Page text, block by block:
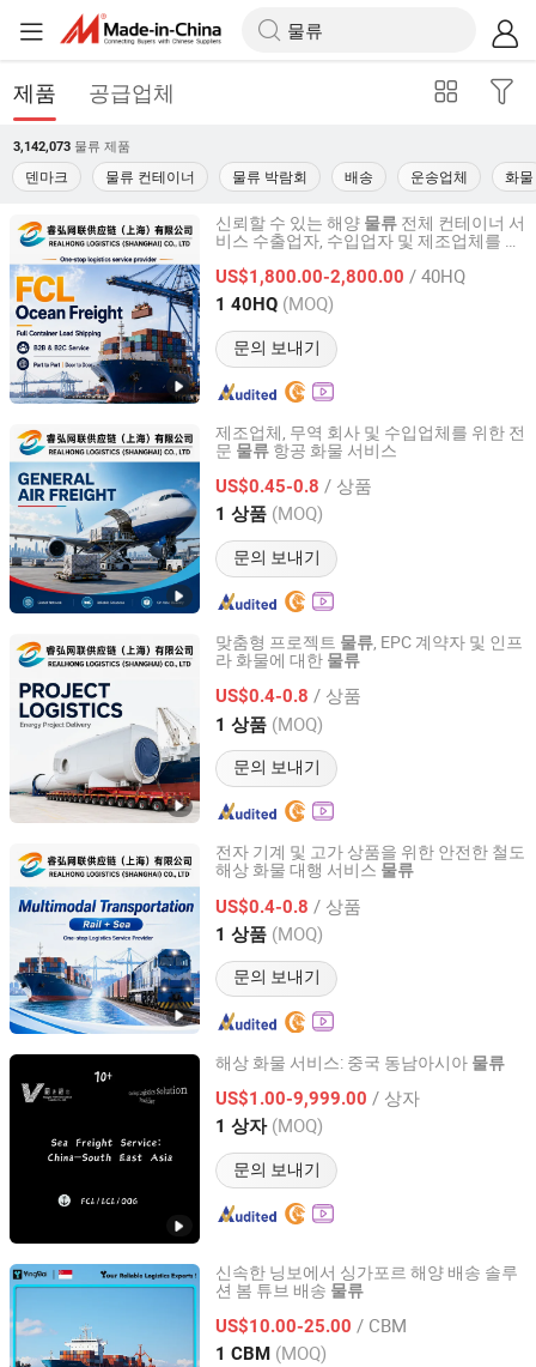
제품 공급업체
3,142,073 물류 제품
덴마크 물류 컨테이너 물류 박람회 배송 운송업체 화물
신뢰할 수 있는 해양 물류 전체 컨테이너 서
비스 수출업자, 수입업자 및 제조업체를 위
US$1,800.00-2,800.00 / 40HQ
1 40HQ (MOQ)
문의 보내기
Realhong Logistics (Shanghai) Co, . Ltd
Shanghai, China 이후 2026
제조업체, 무역 회사 및 수입업체를 위한 전
문 물류 항공 화물 서비스
US$0.45-0.8 / 상품
1 상품 (MOQ)
문의 보내기
Realhong Logistics (Shanghai) Co, . Ltd
Shanghai, China 이후 2026
맞춤형 프로젝트 물류, EPC 계약자 및 인프
라 화물에 대한 물류
US$0.4-0.8 / 상품
1 상품 (MOQ)
문의 보내기
Realhong Logistics (Shanghai) Co, . Ltd
Shanghai, China 이후 2026
전자 기계 및 고가 상품을 위한 안전한 철도
해상 화물 대행 서비스 물류
US$0.4-0.8 / 상품
1 상품 (MOQ)
문의 보내기
Realhong Logistics (Shanghai) Co, . Ltd
Shanghai, China 이후 2026
해상 화물 서비스: 중국 동남아시아 물류
US$1.00-9,999.00 / 상자
1 상자 (MOQ)
문의 보내기
Shanghai Vico International Logistics Co., Ltd.
Shanghai, China 이후 2026
신속한 닝보에서 싱가포르 해양 배송 솔루
션 봄 튜브 배송 물류
US$10.00-25.00 / CBM
1 CBM (MOQ)
Ningbo Yingbai International Logistics Co., Ltd
Zhejiang, China 이후 2023